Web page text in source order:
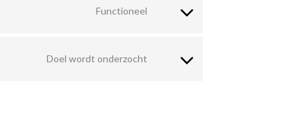
recaptcha
service
Functioneel
Consent
service
Doel wordt onderzocht
Consent